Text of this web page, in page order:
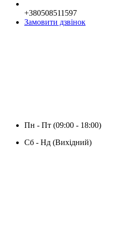
+380508511597
Замовити дзвінок
Пн - Пт (09:00 - 18:00)
Сб - Нд (Вихідний)